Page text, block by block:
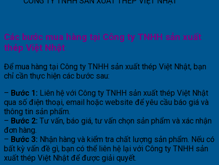
Các bước mua hàng tại Công ty TNHH sản xuất
thép Việt Nhật
Để mua hàng tại Công ty TNHH sản xuất thép Việt Nhật, bạn
chỉ cần thực hiện các bước sau:
– Bước 1: Liên hệ với Công ty TNHH sản xuất thép Việt Nhật
qua số điện thoại, email hoặc website để yêu cầu báo giá và
thông tin sản phẩm.
– Bước 2: Tư vấn, báo giá, tư vấn chọn sản phẩm và xác nhận
đơn hàng.
– Bước 3: Nhận hàng và kiểm tra chất lượng sản phẩm. Nếu có
bất kỳ vấn đề gì, bạn có thể liên hệ lại với Công ty TNHH sản
xuất thép Việt Nhật để được giải quyết.